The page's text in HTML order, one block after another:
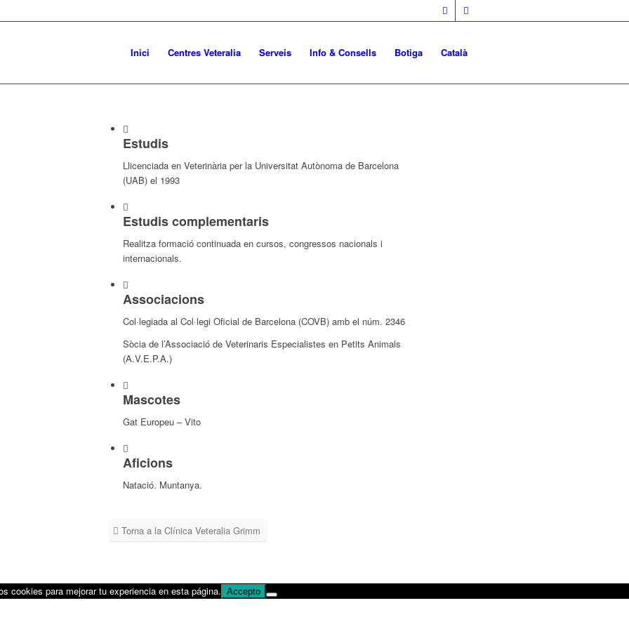
Inici Centres Veteralia Serveis Info & Consells Botiga Català
Estudis
Llicenciada en Veterinària per la Universitat Autònoma de Barcelona
(UAB) el 1993
Estudis complementaris
Realitza formació continuada en cursos, congressos nacionals i
internacionals.
Associacions
Col·legiada al Col·legi Oficial de Barcelona (COVB) amb el núm. 2346
Sòcia de l’Associació de Veterinaris Especialistes en Petits Animals
(A.V.E.P.A.)
Mascotes
Gat Europeu – Vito
Aficions
Natació. Muntanya.
Torna a la Clínica Veteralia Grimm
cookies para mejorar tu experiencia en esta página. Accepto